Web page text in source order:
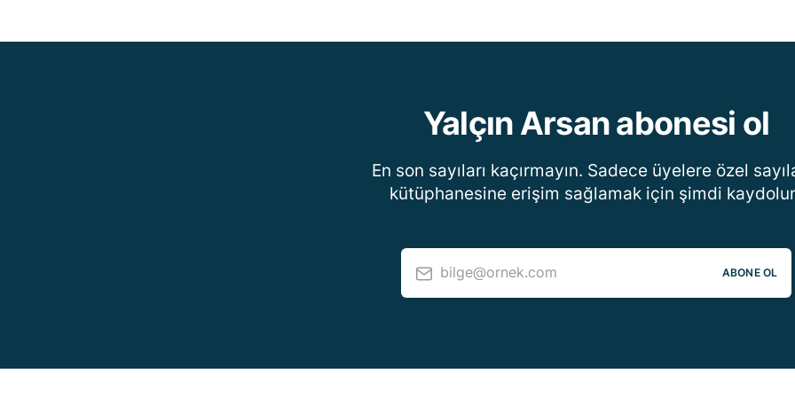
Yalçın Arsan abonesi ol
En son sayıları kaçırmayın. Sadece üyelere özel
kütüphanesine erişim sağlamak için şimdi
bilge@ornek.com ABONE OL